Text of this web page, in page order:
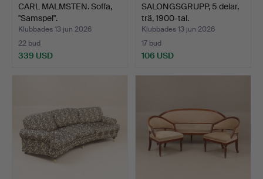
CARL MALMSTEN. Soffa,
"Samspel".
Klubbades 13 jun 2026
22 bud
339 USD
SALONGSGRUPP, 5 delar,
trä, 1900-tal.
Klubbades 13 jun 2026
17 bud
106 USD